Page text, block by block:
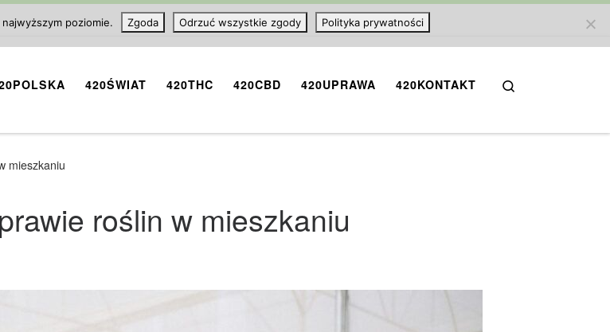
420ŚWIAT 420THC 420CBD 420UPRAWA 420KONTAKT
mieszkaniu
roślin w mieszkaniu
poziomie. Zgoda Odrzuć wszystkie zgody Polityka prywatności